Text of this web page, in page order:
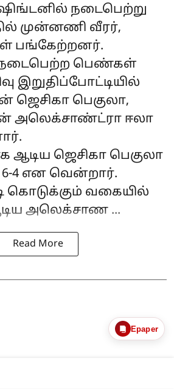
நடைபெற்று
முன்னணி வீரர்,
பங்கேற்றனர்.
நடைபெற்ற பெண்கள்
இறுதிப்போட்டியில்
ஜெசிகா பெகுலா,
அலெக்சாண்ட்ரா ஈலா
ஆடிய ஜெசிகா பெகுலா
4 என வென்றார்.
கொடுக்கும் வகையில்
அலெக்சாண ...
Read More
Epaper